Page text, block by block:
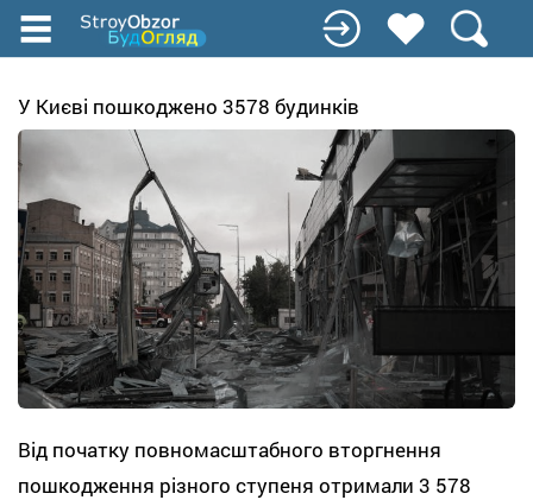
Перейти
до
вмісту
У Києві пошкоджено 3578 будинків
Від початку повномасштабного вторгнення
пошкодження різного ступеня отримали 3 578